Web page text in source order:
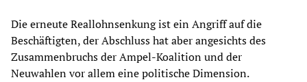
Die erneute Reallohnsenkung ist ein Angriff auf die
Beschäftigten, der Abschluss hat aber angesichts des
Zusammenbruchs der Ampel-Koalition und der
Neuwahlen vor allem eine politische Dimension.